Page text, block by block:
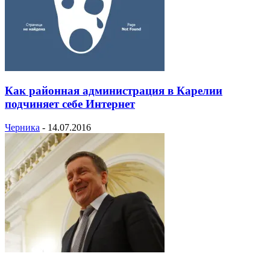
Как районная администрация в Карелии
подчиняет себе Интернет
Черника - 14.07.2016